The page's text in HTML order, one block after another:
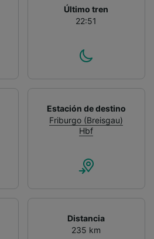
Último tren
22:51
Estación de destino
Friburgo (Breisgau)
Hbf
Distancia
235 km